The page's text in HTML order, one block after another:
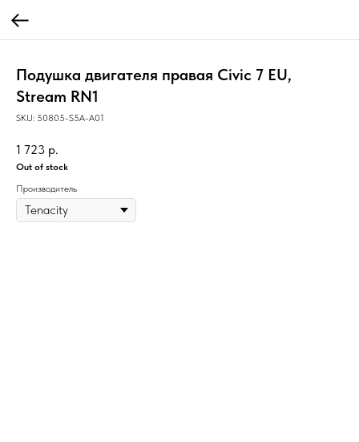
Подушка двигателя правая Civic 7 EU,
Stream RN1
SKU: 50805-S5A-A01
1 723 р.
Out of stock
Производитель